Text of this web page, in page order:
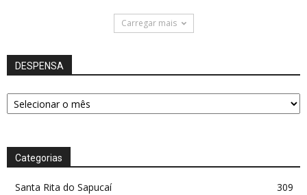
Carregar mais
DESPENSA
DESPENSA
Categorias
Santa Rita do Sapucaí
309